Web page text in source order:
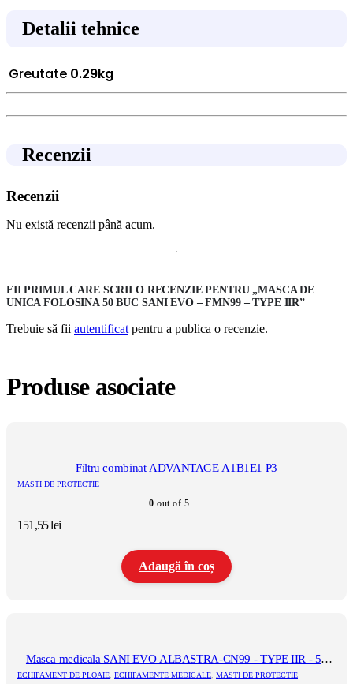
Detalii tehnice
Greutate 0.29kg
Recenzii
Recenzii
Nu există recenzii până acum.
FII PRIMUL CARE SCRII O RECENZIE PENTRU „MASCA DE
UNICA FOLOSINA 50 BUC SANI EVO – FMN99 – TYPE IIR”
Trebuie să fii autentificat pentru a publica o recenzie.
Produse asociate
Filtru combinat ADVANTAGE A1B1E1 P3
MASTI DE PROTECTIE
0 out of 5
151,55lei
Adaugă în coș
Masca medicala SANI EVO ALBASTRA-CN99 - TYPE IIR - 50
buc.
ECHIPAMENT DE PLOAIE, ECHIPAMENTE MEDICALE, MASTI DE PROTECTIE